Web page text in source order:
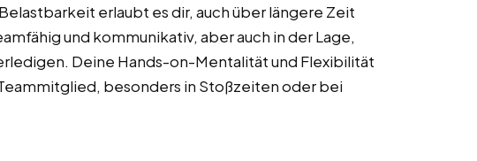
erlaubt es dir, auch über längere Zeit
und kommunikativ, aber auch in der Lage,
Deine Hands-on-Mentalität und Flexibilität
besonders in Stoßzeiten oder bei